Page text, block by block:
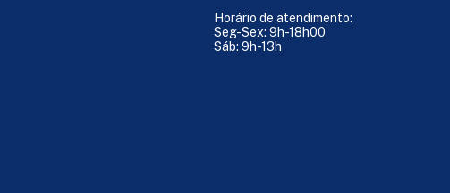
Horário de atendimento:
Seg-Sex: 9h-18h00
Sáb: 9h-13h